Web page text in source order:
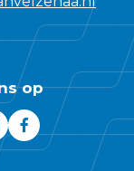
op